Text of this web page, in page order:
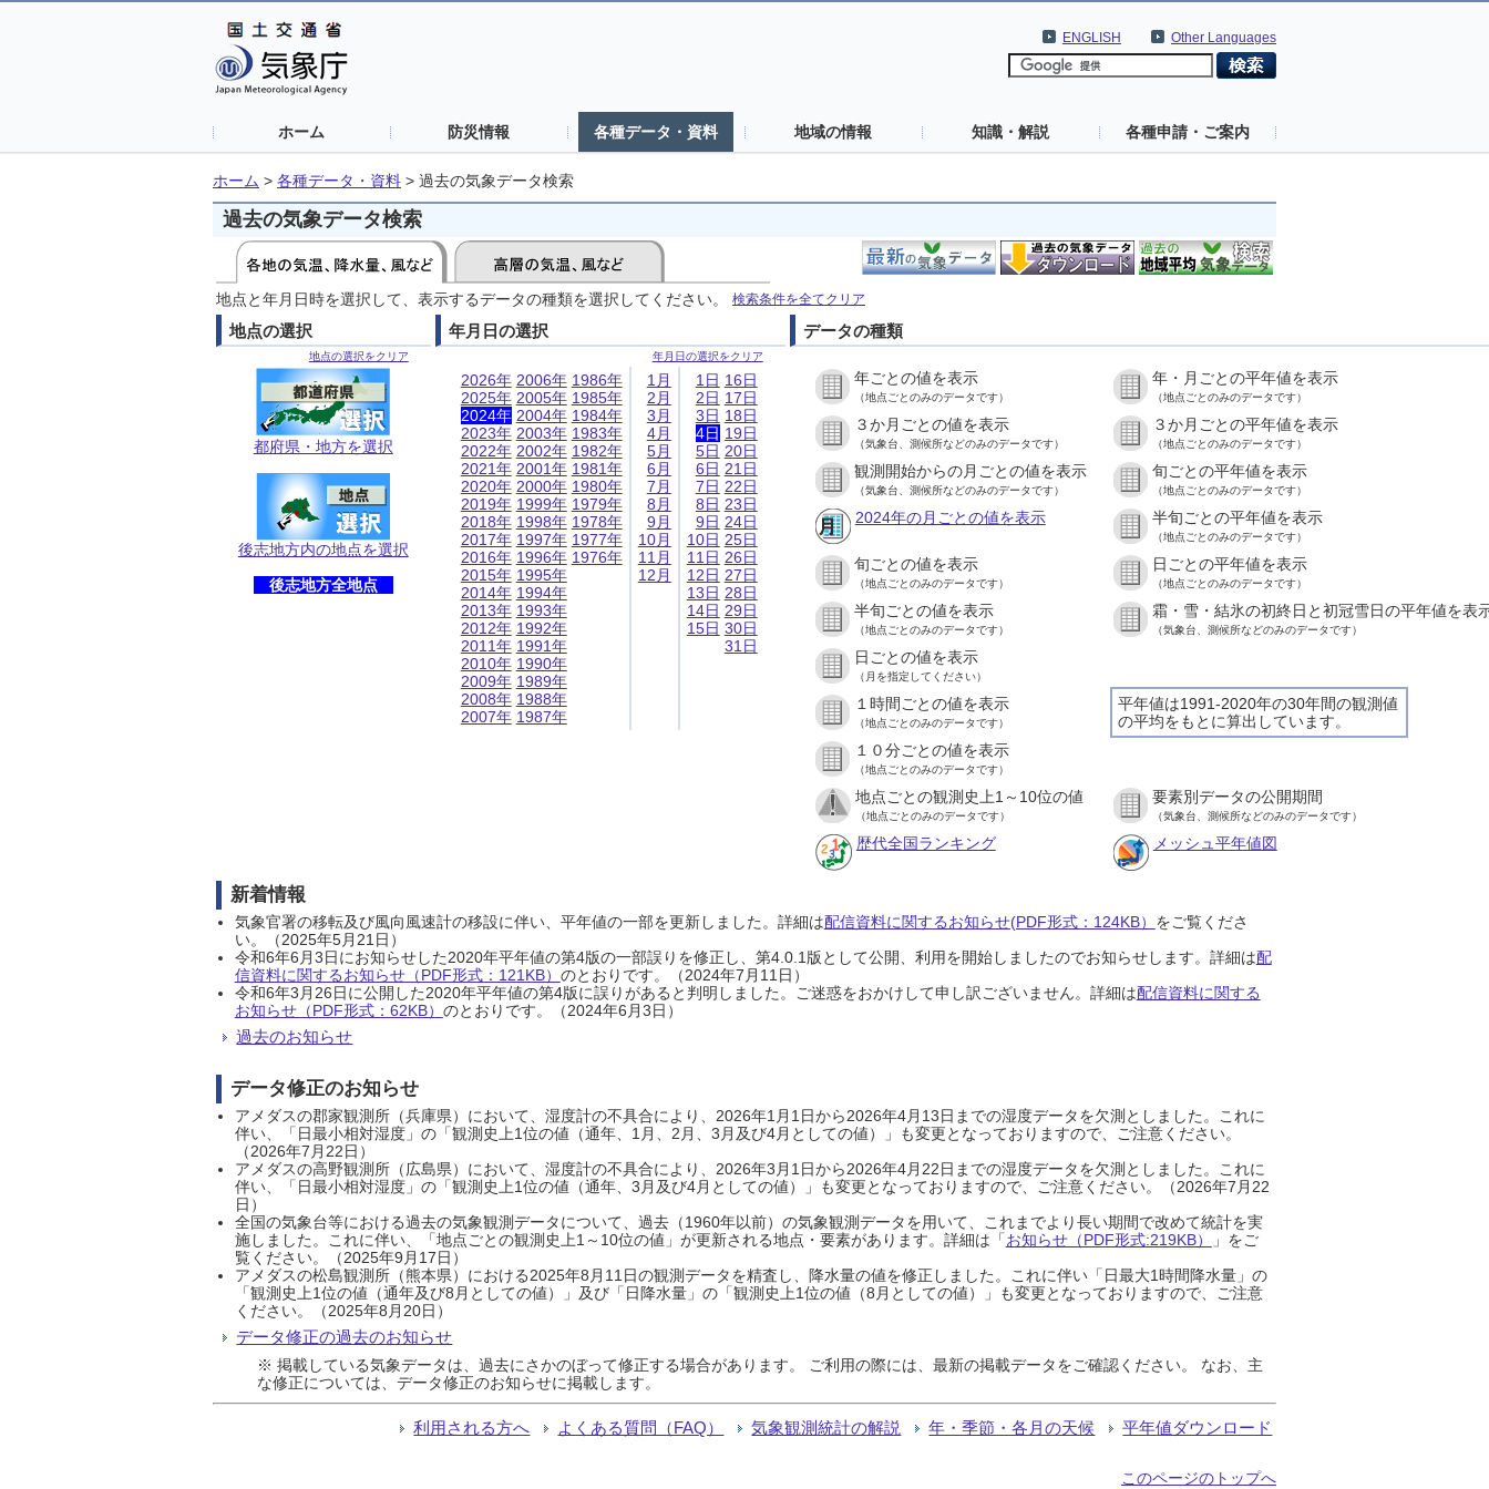
Other Languages
ENGLISH
ホーム 防災情報 各種データ・資料 地域の情報 知識・解説 各種申請・ご案内
ホーム > 各種データ・資料 > 過去の気象データ検索
過去の気象データ検索
地点と年月日時を選択して、表示するデータの種類を選択してください。 検索条件を全てクリア
地点の選択
地点の選択をクリア
都府県・地方を選択
後志地方内の地点を選択
後志地方全地点
年月日の選択
年月日の選択をクリア
2026年
2025年
2024年
2023年
2022年
2021年
2020年
2019年
2018年
2017年
2016年
2015年
2014年
2013年
2012年
2011年
2010年
2009年
2008年
2007年
2006年
2005年
2004年
2003年
2002年
2001年
2000年
1999年
1998年
1997年
1996年
1995年
1994年
1993年
1992年
1991年
1990年
1989年
1988年
1987年
1986年
1985年
1984年
1983年
1982年
1981年
1980年
1979年
1978年
1977年
1976年
1月
2月
3月
4月
5月
6月
7月
8月
9月
10月
11月
12月
1日
2日
3日
4日
5日
6日
7日
8日
9日
10日
11日
12日
13日
14日
15日
16日
17日
18日
19日
20日
21日
22日
23日
24日
25日
26日
27日
28日
29日
30日
31日
データの種類
年ごとの値を表示
（地点ごとのみのデータです）
年・月ごとの平年値を表示
（地点ごとのみのデータです）
３か月ごとの値を表示
（気象台、測候所などのみのデータです）
３か月ごとの平年値を表示
（地点ごとのみのデータです）
観測開始からの月ごとの値を表示
（気象台、測候所などのみのデータです）
旬ごとの平年値を表示
（地点ごとのみのデータです）
2024年の月ごとの値を表示 半旬ごとの平年値を表示
（地点ごとのみのデータです）
旬ごとの値を表示
（地点ごとのみのデータです）
日ごとの平年値を表示
（地点ごとのみのデータです）
半旬ごとの値を表示
（地点ごとのみのデータです）
霜・雪・結氷の初終日と初冠雪日の平年値を表
（気象台、測候所などのみのデータです）
日ごとの値を表示
（月を指定してください）
平年値は1991-2020年の30年間の観測値
の平均をもとに算出しています。
１時間ごとの値を表示
（地点ごとのみのデータです）
１０分ごとの値を表示
（地点ごとのみのデータです）
地点ごとの観測史上1～10位の値
（地点ごとのみのデータです）
要素別データの公開期間
（気象台、測候所などのみのデータです）
歴代全国ランキング メッシュ平年値図
新着情報
気象官署の移転及び風向風速計の移設に伴い、平年値の一部を更新しました。詳細は配信資料に関するお知らせ(PDF形式：124KB） をご覧くださ
い。（2025年5月21日）
令和6年6月3日にお知らせした2020年平年値の第4版の一部誤りを修正し、第4.0.1版として公開、利用を開始しましたのでお知らせします。詳細は配
信資料に関するお知らせ（PDF形式：121KB） のとおりです。（2024年7月11日）
令和6年3月26日に公開した2020年平年値の第4版に誤りがあると判明しました。ご迷惑をおかけして申し訳ございません。詳細は配信資料に関する
お知らせ（PDF形式：62KB） のとおりです。（2024年6月3日）
過去のお知らせ
データ修正のお知らせ
アメダスの郡家観測所（兵庫県）において、湿度計の不具合により、2026年1月1日から2026年4月13日までの湿度データを欠測としました。これに
伴い、「日最小相対湿度」の「観測史上1位の値（通年、1月、2月、3月及び4月としての値）」も変更となっておりますので、ご注意ください。
（2026年7月22日）
アメダスの高野観測所（広島県）において、湿度計の不具合により、2026年3月1日から2026年4月22日までの湿度データを欠測としました。これに
伴い、「日最小相対湿度」の「観測史上1位の値（通年、3月及び4月としての値）」も変更となっておりますので、ご注意ください。（2026年7月22
日）
全国の気象台等における過去の気象観測データについて、過去（1960年以前）の気象観測データを用いて、これまでより長い期間で改めて統計を実
施しました。これに伴い、「地点ごとの観測史上1～10位の値」が更新される地点・要素があります。詳細は「お知らせ（PDF形式:219KB）
」をご
覧ください。（2025年9月17日）
アメダスの松島観測所（熊本県）における2025年8月11日の観測データを精査し、降水量の値を修正しました。これに伴い「日最大1時間降水量」の
「観測史上1位の値（通年及び8月としての値）」及び「日降水量」の「観測史上1位の値（8月としての値）」も変更となっておりますので、ご注意
ください。（2025年8月20日）
データ修正の過去のお知らせ
※ 掲載している気象データは、過去にさかのぼって修正する場合があります。 ご利用の際には、最新の掲載データをご確認ください。 なお、主
な修正については、データ修正のお知らせに掲載します。
利用される方へ よくある質問（FAQ） 気象観測統計の解説 年・季節・各月の天候 平年値ダウンロード
このページのトップへ